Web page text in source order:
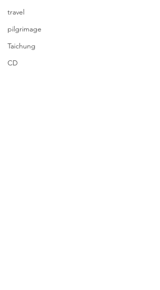
travel
pilgrimage
Taichung
CD